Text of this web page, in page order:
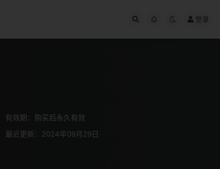
登录
有效期：购买后永久有效
最近更新：2024年09月29日